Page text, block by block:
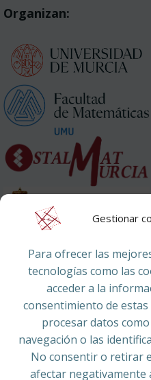
Gestionar
Para ofrecer las
tecnologías como las
acceder a la
consentimiento de
procesar datos
navegación o las
No consentir o retirar
afectar negativamente
Organizan:
Colaboran: